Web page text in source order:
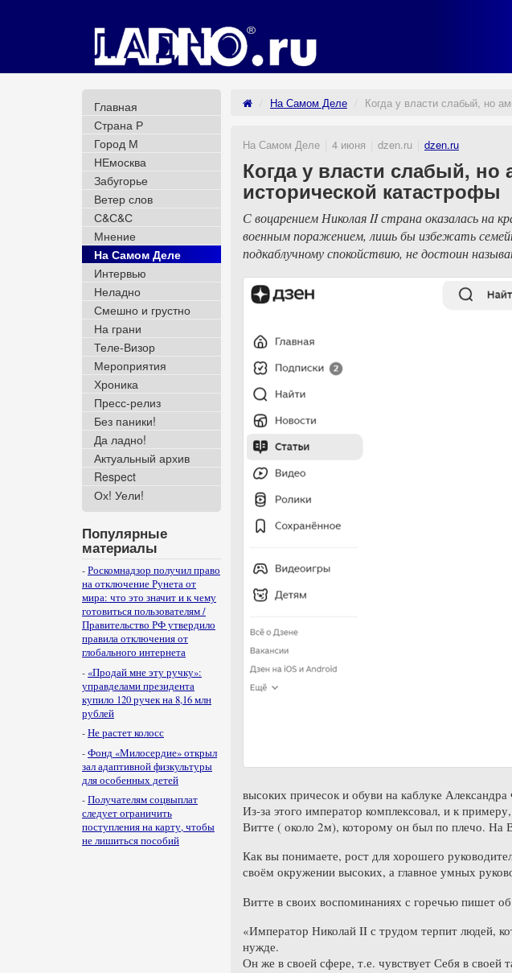
Главная
Страна Р
Город М
НЕмосква
Забугорье
Ветер слов
С&С&С
Мнение
На Самом Деле
Интервью
Неладно
Смешно и грустно
На грани
Теле-Визор
Мероприятия
Хроника
Пресс-релиз
Без паники!
Да ладно!
Актуальный архив
Respect
Ох! Уели!
Популярные
материалы
-Роскомнадзор получил право
на отключение Рунета от
мира: что это значит и к чему
готовиться пользователям /
Правительство РФ утвердило
правила отключения от
глобального интернета
- «Продай мне эту ручку»:
управделами президента
купило 120 ручек на 8,16 млн
рублей
-Не растет колосс
-Фонд «Милосердие» открыл
зал адаптивной физкультуры
для особенных детей
-Получателям соцвыплат
следует ограничить
поступления на карту, чтобы
не лишиться пособий
На Самом Деле Когда у власти слабый, но
На Самом Деле 4 июня dzen.ru dzen.ru
Когда у власти слабый, но
исторической катастрофы
С воцарением Николая II страна оказалась
военным поражением, лишь бы избежать
подкаблучному спокойствию, не достоин
высоких причесок и обуви на каблуке
Из-за этого император комплексовал, и к
Витте ( около 2м), которому он был по плечо. На
Как вы понимаете, рост для хорошего
своём окружении высоких, а главное умных
Витте в своих воспоминаниях с горечью пишет
«Император Николай II с трудом терпит людей,
нужде.
Он же в своей сфере, т.е. чувствует Себя в своей